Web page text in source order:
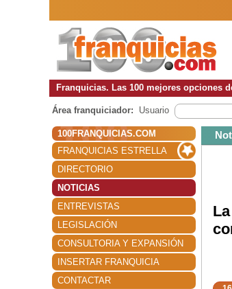
Franquicias. Las 100 mejores opciones
Área franquiciador: Usuario
100FRANQUICIAS.COM
FRANQUICIAS ESTRELLA
DIRECTORIO
NOTICIAS
ENTREVISTAS
LEGISLACIÓN
CONSULTORIA Y EXPANSIÓN
INSERTAR FRANQUICIA
CONTACTAR